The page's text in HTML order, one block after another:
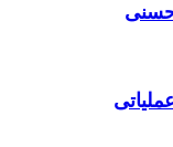
حسنی